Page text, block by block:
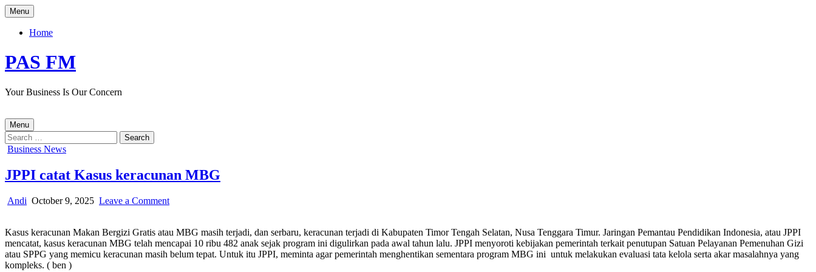
Skip
to
content
Menu
Home
PAS FM
Your Business Is Our Concern
Menu
Search
for:
Posted
Business News
JPPI catat Kasus keracunan MBG
Author:
Andi Published
October 9, 2025 Leave a Commenton
Kasus
keracunan
MBG
Kasus keracunan Makan Bergizi Gratis atau MBG masih terjadi, dan serbaru, keracunan terjadi di Kabupaten Timor Tengah Selatan, Nusa Tenggara Timur. Jaringan Pemantau Pendidikan Indonesia, atau JPPI
mencatat, kasus keracunan MBG telah mencapai 10 ribu 482 anak sejak program ini digulirkan pada awal tahun lalu. JPPI menyoroti kebijakan pemerintah terkait penutupan Satuan Pelayanan Pemenuhan Gizi
atau SPPG yang memicu keracunan masih belum tepat. Untuk itu JPPI, meminta agar pemerintah menghentikan sementara program MBG ini untuk melakukan evaluasi tata kelola serta akar masalahnya yang
kompleks. ( ben )